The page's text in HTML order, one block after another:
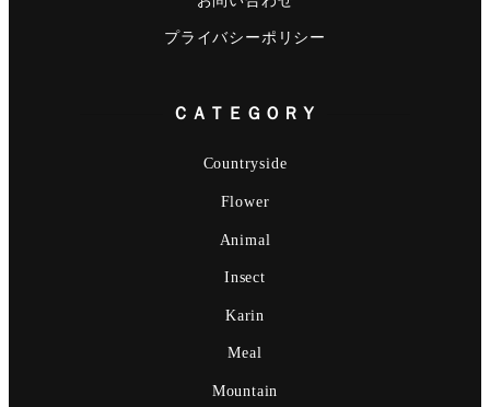
プライバシーポリシー
ＣＡＴＥＧＯＲＹ
Countryside
Flower
Animal
Insect
Karin
Meal
Mountain